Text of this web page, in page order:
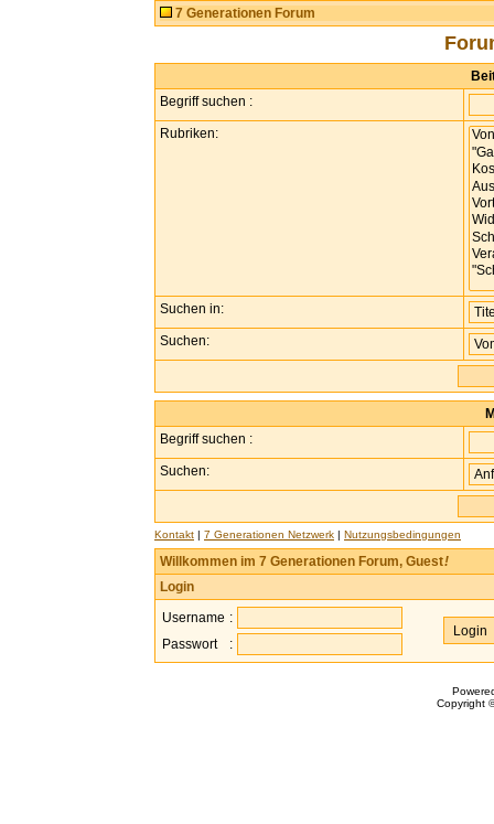
7 Generationen Forum
Begriff suchen :
Rubriken:
Suchen in:
Suchen:
Begriff suchen :
Suchen:
Kontakt | 7 Generationen Netzwerk | Nutzungsbedingungen
Willkommen im 7 Generationen Forum, Guest!
Login
Username :
Passwort
:
Copyright